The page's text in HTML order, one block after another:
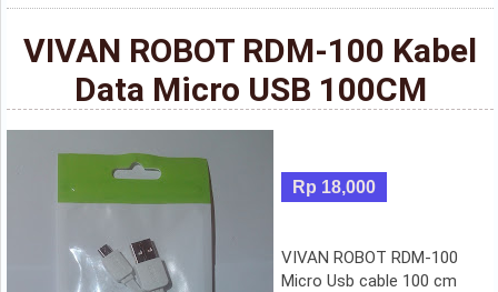
VIVAN ROBOT RDM-100 Kabel
Data Micro USB 100CM
Rp 18,000
VIVAN ROBOT RDM-100
Micro Usb cable 100 cm